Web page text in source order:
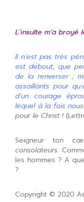
L’insulte m’a
Il n’est pas très
est debout, que
de la renverser ;
assaillants pour
d’un courage
lequel à la fois
pour le Christ !
Seigneur ton
consolateurs.
les hommes ? A
?
Copyright © 2020